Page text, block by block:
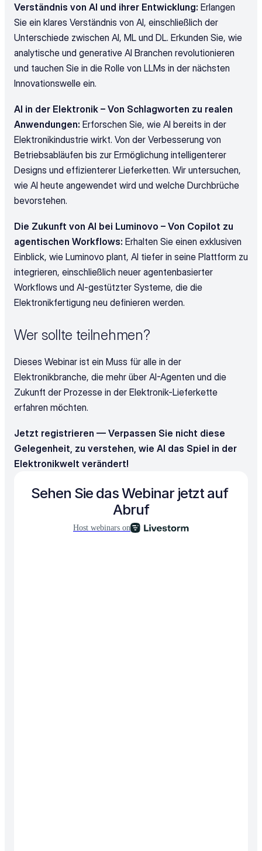
Verständnis von AI und ihrer Entwicklung: Erlangen
Sie ein klares Verständnis von AI, einschließlich der
Unterschiede zwischen AI, ML und DL. Erkunden Sie, wie
analytische und generative AI Branchen revolutionieren
und tauchen Sie in die Rolle von LLMs in der nächsten
Innovationswelle ein.
AI in der Elektronik – Von Schlagworten zu realen
Anwendungen: Erforschen Sie, wie AI bereits in der
Elektronikindustrie wirkt. Von der Verbesserung von
Betriebsabläufen bis zur Ermöglichung intelligenterer
Designs und effizienterer Lieferketten. Wir untersuchen,
wie AI heute angewendet wird und welche Durchbrüche
bevorstehen.
Die Zukunft von AI bei Luminovo – Von Copilot zu
agentischen Workflows: Erhalten Sie einen exklusiven
Einblick, wie Luminovo plant, AI tiefer in seine Plattform zu
integrieren, einschließlich neuer agentenbasierter
Workflows und AI-gestützter Systeme, die die
Elektronikfertigung neu definieren werden.
Wer sollte teilnehmen?
Dieses Webinar ist ein Muss für alle in der
Elektronikbranche, die mehr über AI-Agenten und die
Zukunft der Prozesse in der Elektronik-Lieferkette
erfahren möchten.
Jetzt registrieren — Verpassen Sie nicht diese
Gelegenheit, zu verstehen, wie AI das Spiel in der
Elektronikwelt verändert!
Sehen Sie das Webinar jetzt auf
Abruf